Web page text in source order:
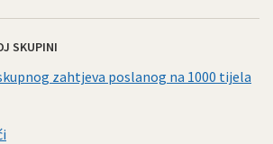
SKUPINI
zahtjeva poslanog na 1000 tijela